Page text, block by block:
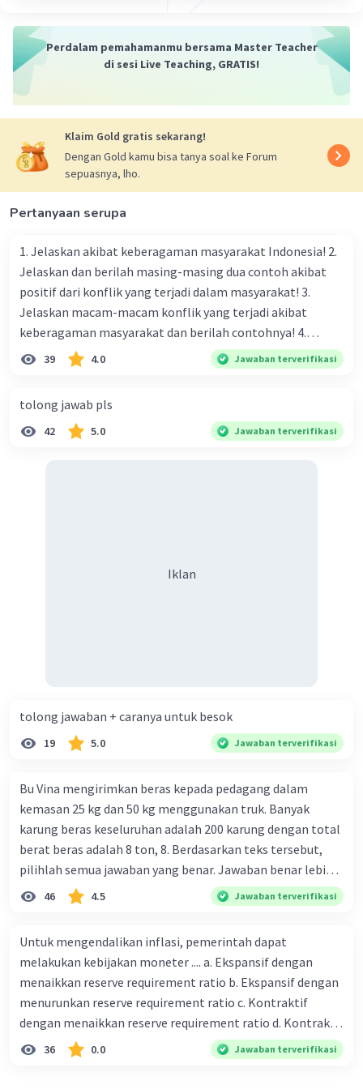
biologi, dan faktor manusia dalam membentuk
dan mengubah bentuk permukaan bumi. Melalui
pemahaman tentang proses-proses
lingkungan alaminya.
Beri Rating· 0.0(0) Balas
Perdalam pemahamanmu bersama Master Teacher
di sesi Live Teaching, GRATIS!
Klaim Gold gratis sekarang!
Dengan Gold kamu bisa tanya soal ke Forum
sepuasnya, lho.
Pertanyaan serupa
1. Jelaskan akibat keberagaman masyarakat Indonesia! 2.
Jelaskan dan berilah masing-masing dua contoh akibat
positif dari konflik yang terjadi dalam masyarakat! 3.
Jelaskan macam-macam konflik yang terjadi akibat
keberagaman masyarakat dan berilah contohnya! 4.
Mengapa dalam masyarakat yang memiliki keberagaman
bahasa, dan budaya. Berdasarkan pernyataan tersebut,
apa yang dapat kalian lakukan untuk menjaga
39 4.0 Jawaban terverifikasi
tolong jawab pls
42 5.0 Jawaban terverifikasi
Iklan
tolong jawaban + caranya untuk besok
19 5.0 Jawaban terverifikasi
Bu Vina mengirimkan beras kepada pedagang dalam
kemasan 25 kg dan 50 kg menggunakan truk. Banyak
karung beras keseluruhan adalah 200 karung dengan total
berat beras adalah 8 ton, 8. Berdasarkan teks tersebut,
pilihlah semua jawaban yang benar. Jawaban benar lebih
dari satu. Banyak karung beras kemasan 25 kg adalah 50
buah. Banyak karung beras kemasan 50 kg adalah 150
ton. Perbandingan berat beras kemasan 25 kg dan 50 kg
dalam truk adalah 1: 3. 9. Berdasarkan teks tersebut, jika
biaya setiap beras karung kecil adalah Rp7.500 dan karung
besar Rp14.000, berapakah biaya angkut semua beras yang
harus dibayar oleh Bu Vina? A. Rp2.540.000 C. Rp2.312.000 B.
Rp2.475.000 D. Rp2.280.000
46 4.5 Jawaban terverifikasi
Untuk mengendalikan inflasi, pemerintah dapat
melakukan kebijakan moneter .... a. Ekspansif dengan
menaikkan reserve requirement ratio b. Ekspansif dengan
menurunkan reserve requirement ratio c. Kontraktif
dengan menaikkan reserve requirement ratio d. Kontraktif
dengan menurunkan reserve requirement ratio e.
Ekspansif dengan menaikkan tingkat diskonto Bila Bank
36 0.0 Jawaban terverifikasi